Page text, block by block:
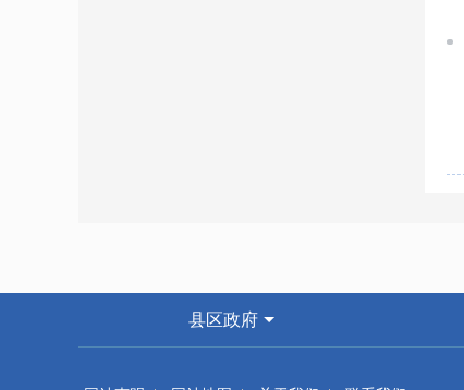
县区政府